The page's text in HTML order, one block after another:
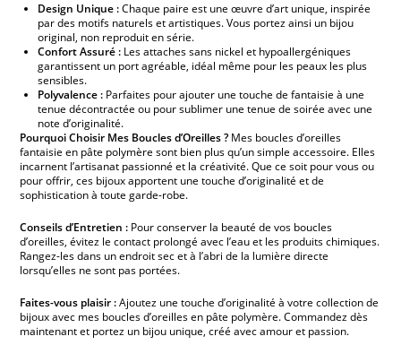
Design Unique :Chaque paire est une œuvre d’art unique, inspirée
par des motifs naturels et artistiques. Vous portez ainsi un bijou
original, non reproduit en série.
Confort Assuré : Les attaches sans nickel et hypoallergéniques
garantissent un port agréable, idéal même pour les peaux les plus
sensibles.
Polyvalence : Parfaites pour ajouter une touche de fantaisie à une
tenue décontractée ou pour sublimer une tenue de soirée avec une
note d’originalité.
Pourquoi Choisir Mes Boucles d’Oreilles ? Mes boucles d’oreilles
fantaisie en pâte polymère sont bien plus qu’un simple accessoire. Elles
incarnent l’artisanat passionné et la créativité. Que ce soit pour vous ou
pour offrir, ces bijoux apportent une touche d’originalité et de
sophistication à toute garde-robe.
Conseils d’Entretien : Pour conserver la beauté de vos boucles
d’oreilles, évitez le contact prolongé avec l’eau et les produits chimiques.
Rangez-les dans un endroit sec et à l’abri de la lumière directe
lorsqu’elles ne sont pas portées.
Faites-vous plaisir :Ajoutez une touche d’originalité à votre collection de
bijoux avec mes boucles d’oreilles en pâte polymère. Commandez dès
maintenant et portez un bijou unique, créé avec amour et passion.